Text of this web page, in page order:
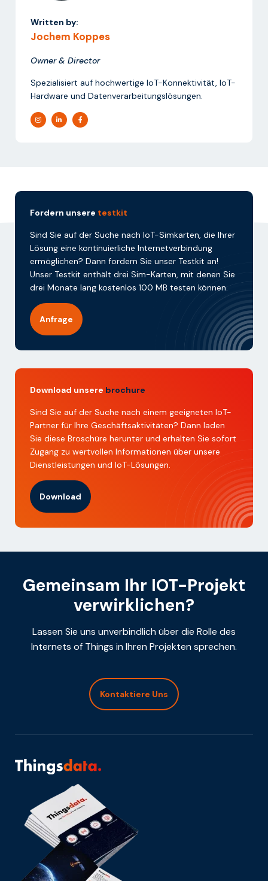
Written by:
Jochem Koppes
Owner & Director
Spezialisiert auf hochwertige IoT-Konnektivität, IoT-
Hardware und Datenverarbeitungslösungen.
Fordern unsere testkit
Sind Sie auf der Suche nach IoT-Simkarten, die Ihrer
Lösung eine kontinuierliche Internetverbindung
ermöglichen? Dann fordern Sie unser Testkit an!
Unser Testkit enthält drei Sim-Karten, mit denen Sie
drei Monate lang kostenlos 100 MB testen können.
Anfrage
Download unsere brochure
Sind Sie auf der Suche nach einem geeigneten IoT-
Partner für Ihre Geschäftsaktivitäten? Dann laden
Sie diese Broschüre herunter und erhalten Sie sofort
Zugang zu wertvollen Informationen über unsere
Dienstleistungen und IoT-Lösungen.
Download
Gemeinsam Ihr IOT-Projekt
verwirklichen?
Lassen Sie uns unverbindlich über die Rolle des
Internets of Things in Ihren Projekten sprechen.
Kontaktiere Uns